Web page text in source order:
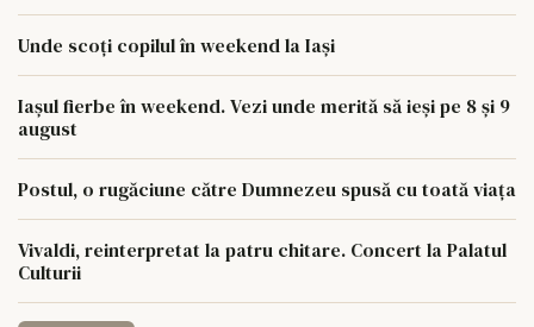
Unde scoți copilul în weekend la Iași
Iașul fierbe în weekend. Vezi unde merită să ieși pe 8 și 9
august
Postul, o rugăciune către Dumnezeu spusă cu toată viața
Vivaldi, reinterpretat la patru chitare. Concert la Palatul
Culturii